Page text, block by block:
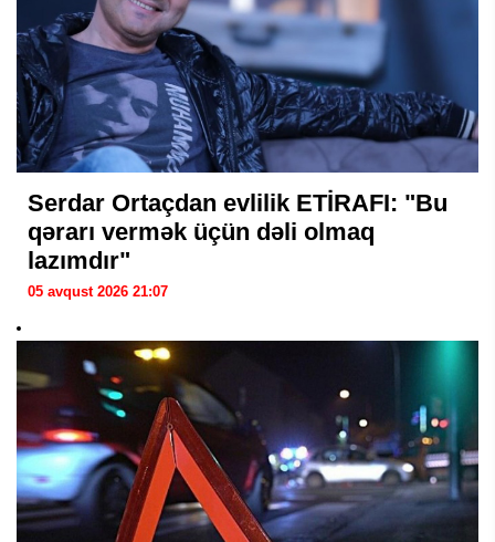
Serdar Ortaçdan evlilik ETİRAFI: "Bu
qərarı vermək üçün dəli olmaq
lazımdır"
05 avqust 2026 21:07